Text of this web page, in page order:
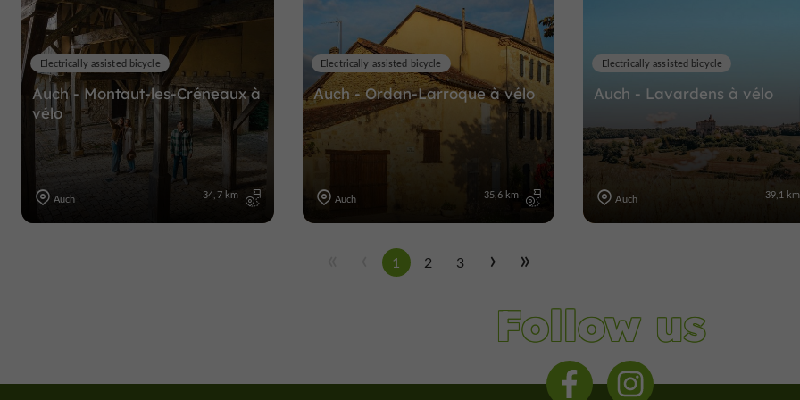
Auch - Montaut-les-Créneaux à
vélo
Electrically assisted bicycle
Auch 34,7 km
Auch - Ordan-Larroque à vélo
Electrically assisted bicycle
Auch 35,6 km
Auch - Lavardens à vélo
Electrically assisted bicycle
Auch 39,1 km
1 2 3
Follow us